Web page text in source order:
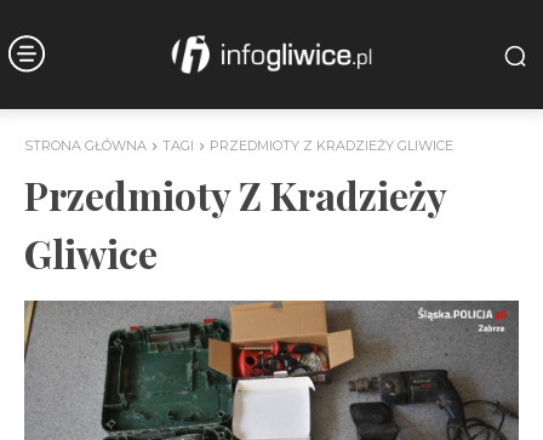
STRONA GŁÓWNA TAGI PRZEDMIOTY Z KRADZIEŻY GLIWICE
Przedmioty Z Kradzieży
Gliwice